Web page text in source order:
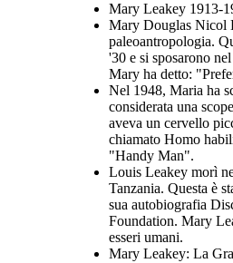
Mary Leakey 1913-
Mary Douglas Nicol
paleoantropologia.
'30 e si sposarono
Mary ha detto:
Nel 1948, Maria ha
considerata una
aveva un cervello
chiamato Homo
"Handy Man".
Louis Leakey morì
Tanzania. Questa è
sua autobiografia
Foundation. Mary
esseri umani.
Mary Leakey: La